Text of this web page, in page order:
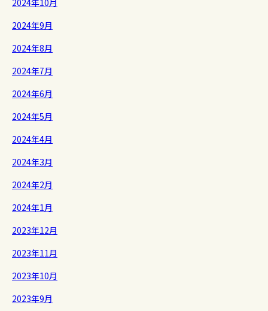
2024年10月
2024年9月
2024年8月
2024年7月
2024年6月
2024年5月
2024年4月
2024年3月
2024年2月
2024年1月
2023年12月
2023年11月
2023年10月
2023年9月